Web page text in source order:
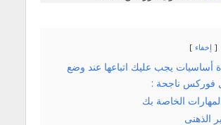
إخفاء
أساسيات يجب عليك اتباعها عند وضع
فوركس ناجحة :